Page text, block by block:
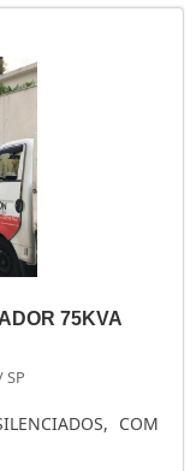
75KVA
SP
COM